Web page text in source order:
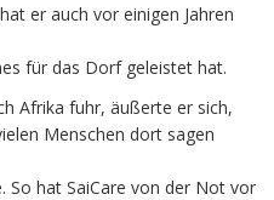
er auch vor einigen Jahren
für das Dorf geleistet hat.
Afrika fuhr, äußerte er sich,
Menschen dort sagen
So hat SaiCare von der Not vor